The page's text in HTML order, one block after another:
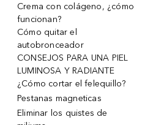
Crema con colágeno, ¿cómo
funcionan?
Cómo quitar el
autobronceador
CONSEJOS PARA UNA PIEL
LUMINOSA Y RADIANTE
¿Cómo cortar el felequillo?
Pestanas magneticas
Eliminar los quistes de